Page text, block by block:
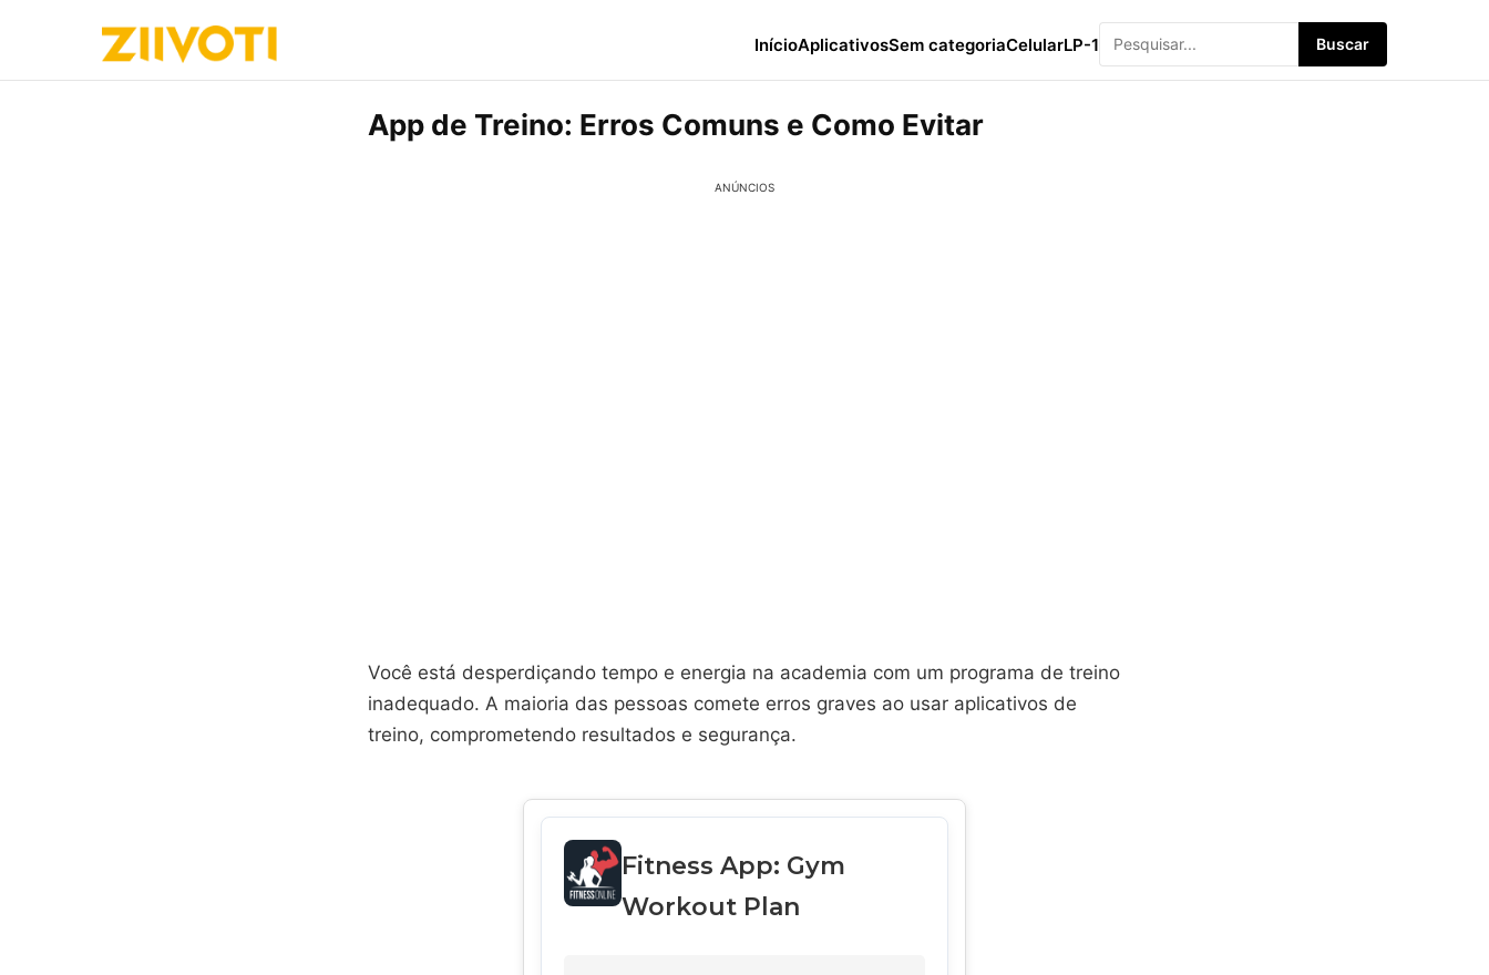
InícioAplicativosSem categoriaCelularLP-1 Buscar
App de Treino: Erros Comuns e Como Evitar
ANÚNCIOS
Você está desperdiçando tempo e energia na academia com um programa de treino
inadequado. A maioria das pessoas comete erros graves ao usar aplicativos de
treino, comprometendo resultados e segurança.
Fitness App: Gym
Workout Plan